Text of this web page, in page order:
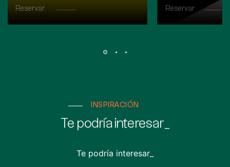
Reservar Reservar
INSPIRACIÓN
Te podría interesar_
Te podría interesar_